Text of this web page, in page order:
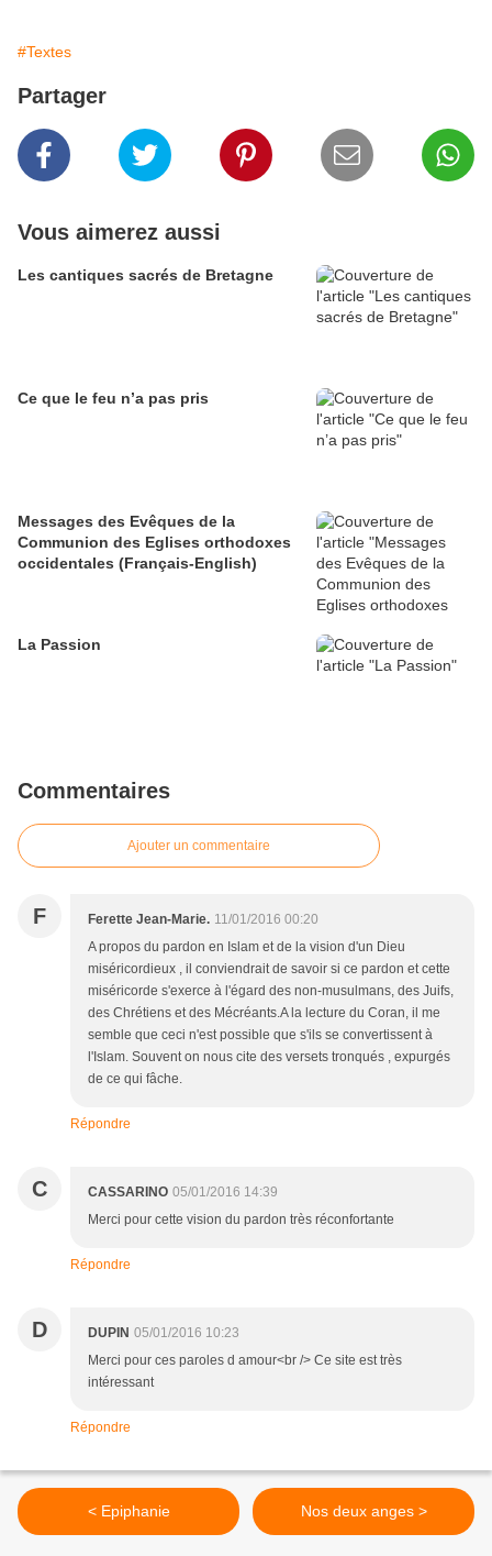
#Textes
Partager
Vous aimerez aussi
Les cantiques sacrés de Bretagne
Ce que le feu n’a pas pris
Messages des Evêques de la
Communion des Eglises orthodoxes
occidentales (Français-English)
La Passion
Commentaires
Ajouter un commentaire
F Ferette Jean-Marie. 11/01/2016 00:20
A propos du pardon en Islam et de la vision d'un Dieu
miséricordieux , il conviendrait de savoir si ce pardon et cette
miséricorde s'exerce à l'égard des non-musulmans, des Juifs,
des Chrétiens et des Mécréants.A la lecture du Coran, il me
semble que ceci n'est possible que s'ils se convertissent à
l'Islam. Souvent on nous cite des versets tronqués , expurgés
de ce qui fâche.
Répondre
C CASSARINO 05/01/2016 14:39
Merci pour cette vision du pardon très réconfortante
Répondre
D DUPIN 05/01/2016 10:23
Merci pour ces paroles d amour<br /> Ce site est très
intéressant
Répondre
< Epiphanie Nos deux anges >